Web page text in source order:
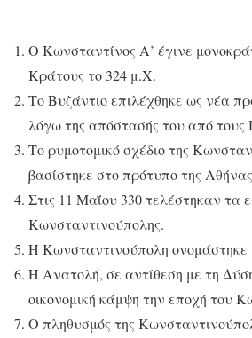
Ο Κωνσταντίνος Α’ έγινε
Κράτους το 324 μ.Χ.
Το Βυζάντιο επιλέχθηκε ως νέα
λόγω της απόστασής του από τους
Το ρυμοτομικό σχέδιο της
βασίστηκε στο πρότυπο της
Στις 11 Μαΐου 330 τελέστηκαν τα
Κωνσταντινούπολης.
Η Κωνσταντινούπολη
Η Ανατολή, σε αντίθεση με τη
οικονομική κάμψη την εποχή του
Ο πληθυσμός της